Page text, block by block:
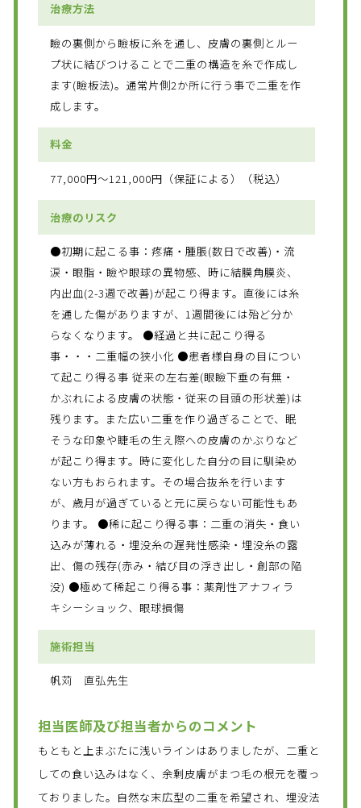
治療方法
瞼の裏側から瞼板に糸を通し、皮膚の裏側とルー
プ状に結びつけることで二重の構造を糸で作成し
ます(瞼板法)。通常片側2か所に行う事で二重を作
成します。
料金
77,000円～121,000円（保証による）（税込）
治療のリスク
●初期に起こる事：疼痛・腫脹(数日で改善)・流
涙・眼脂・瞼や眼球の異物感、時に結膜角膜炎、
内出血(2-3週で改善)が起こり得ます。直後には糸
を通した傷がありますが、1週間後には殆ど分か
らなくなります。 ●経過と共に起こり得る
事・・・二重幅の狭小化 ●患者様自身の目につい
て起こり得る事 従来の左右差(眼瞼下垂の有無・
かぶれによる皮膚の状態・従来の目頭の形状差)は
残ります。また広い二重を作り過ぎることで、眠
そうな印象や睫毛の生え際への皮膚のかぶりなど
が起こり得ます。時に変化した自分の目に馴染め
ない方もおられます。その場合抜糸を行います
が、歳月が過ぎていると元に戻らない可能性もあ
ります。 ●稀に起こり得る事：二重の消失・食い
込みが薄れる・埋没糸の遅発性感染・埋没糸の露
出、傷の残存(赤み・結び目の浮き出し・創部の陥
没) ●極めて稀起こり得る事：薬剤性アナフィラ
キシーショック、眼球損傷
施術担当
帆苅 直弘先生
担当医師及び担当者からのコメント
もともと上まぶたに浅いラインはありましたが、二重と
しての食い込みはなく、余剰皮膚がまつ毛の根元を覆っ
ておりました。自然な末広型の二重を希望され、埋没法